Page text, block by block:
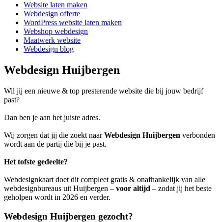
Website laten maken
Webdesign offerte
WordPress website laten maken
Webshop webdesign
Maatwerk website
Webdesign blog
Webdesign Huijbergen
Wil jij een nieuwe & top presterende website die bij jouw bedrijf
past?
Dan ben je aan het juiste adres.
Wij zorgen dat jij die zoekt naarWebdesign Huijbergen verbonden
wordt aan de partij die bij je past.
Het tofste gedeelte?
Webdesignkaart doet dit compleet gratis & onafhankelijk van alle
webdesignbureaus uit Huijbergen – voor altijd – zodat jij het beste
geholpen wordt in 2026 en verder.
Webdesign Huijbergen gezocht?